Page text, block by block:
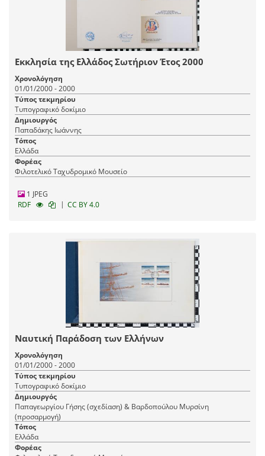
Εκκλησία της Ελλάδος Σωτήριον Έτος 2000
Χρονολόγηση
01/01/2000 - 2000
Τύπος τεκμηρίου
Τυπογραφικό δοκίμιο
Δημιουργός
Παπαδάκης Ιωάννης
Τόπος
Ελλάδα
Φορέας
Φιλοτελικό Ταχυδρομικό Μουσείο
1 JPEG
RDF
| CC BY 4.0
Ναυτική Παράδοση των Ελλήνων
Χρονολόγηση
01/01/2000 - 2000
Τύπος τεκμηρίου
Τυπογραφικό δοκίμιο
Δημιουργός
Παπαγεωργίου Γήσης (σχεδίαση) & Βαρδοπούλου Μυρσίνη
(προσαρμογή)
Τόπος
Ελλάδα
Φορέας